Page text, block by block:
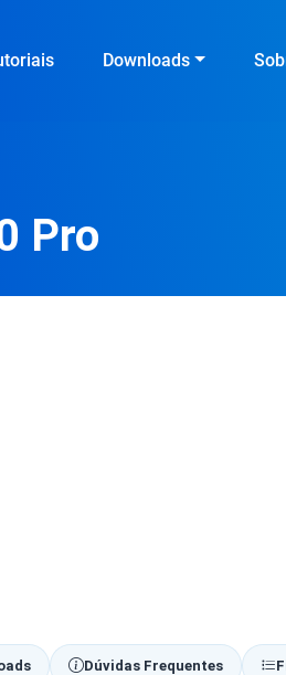
Downloads
Pro
Dúvidas Frequentes